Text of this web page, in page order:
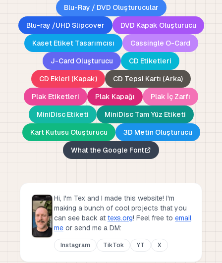
Blu-Ray / DVD Oluşturucular
Blu-ray /UHD Slipcover
DVD Kapak Oluşturucu
Kaset Etiket Tasarımcısı
Cassingle O-Card
J-Card Oluşturucu
CD Etiketleri
CD Ekleri (Kapak)
CD Tepsi Kartı (Arka)
Plak Etiketleri
Plak Kapağı
Plak İç Zarfı
MiniDisc Etiketi
MiniDisc Tam Yüz Etiketi
Kart Kutusu Oluşturucu
3D Metin Oluşturucu
What the Google Font
Hi, I'm Tex and I made this website! I'm
making a bunch of cool projects that you
can see back at texs.org! Feel free to email
me or send me a DM:
Instagram TikTok YT X